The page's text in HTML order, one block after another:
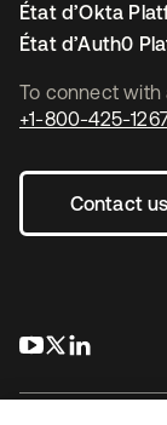
To connect
+1-800-425-1267
Contact us
s’ouvre dans
s’ouvre
État d’Okta
État d’Auth0